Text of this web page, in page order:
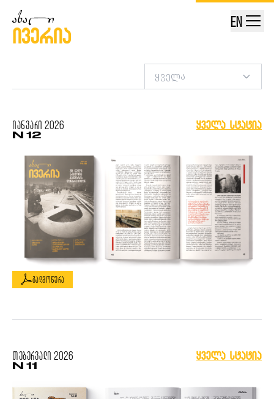
EN
ყველა
იანვარი 2026
N 12
ყველა სტატია
გადმოწერა
თებერვალი 2026
N 11
ყველა სტატია